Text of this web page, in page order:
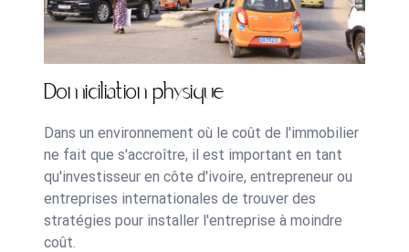
Domiciliation physique
Dans un environnement où le coût de l'immobilier
ne fait que s'accroître, il est important en tant
qu'investisseur en côte d'ivoire, entrepreneur ou
entreprises internationales de trouver des
stratégies pour installer l'entreprise à moindre
coût.